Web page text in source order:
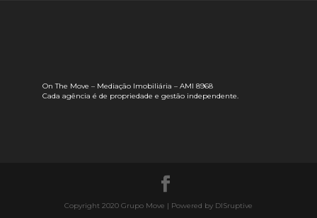
On The Move – Mediação Imobiliária – AMI 8968
Cada agência é de propriedade e gestão independente.
Copyright 2020 Grupo Move | Powered by DISruptive